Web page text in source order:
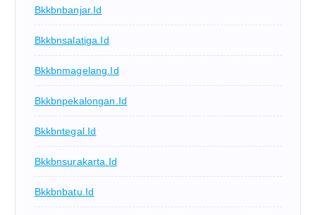
Bkkbnbanjar.id
Bkkbnsalatiga.id
Bkkbnmagelang.id
Bkkbnpekalongan.id
Bkkbntegal.id
Bkkbnsurakarta.id
Bkkbnbatu.id